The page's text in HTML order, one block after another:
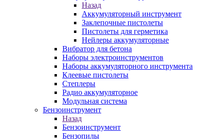
Назад
Аккумуляторный инструмент
Заклепочные пистолеты
Пистолеты для герметика
Нейлеры аккумуляторные
Вибратор для бетона
Наборы электроинструментов
Наборы аккумуляторного инструмента
Клеевые пистолеты
Степлеры
Радио аккумуляторное
Модульная система
Бензоинструмент
Назад
Бензоинструмент
Бензопилы